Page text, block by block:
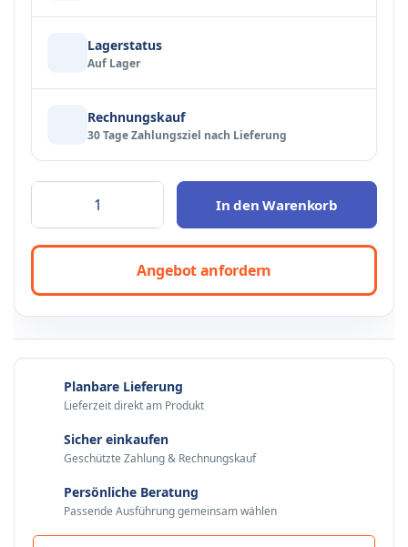
Lagerstatus
Auf Lager
Rechnungskauf
30 Tage Zahlungsziel nach Lieferung
In den Warenkorb
Angebot anfordern
Planbare Lieferung
Lieferzeit direkt am Produkt
Sicher einkaufen
Geschützte Zahlung & Rechnungskauf
Persönliche Beratung
Passende Ausführung gemeinsam wählen